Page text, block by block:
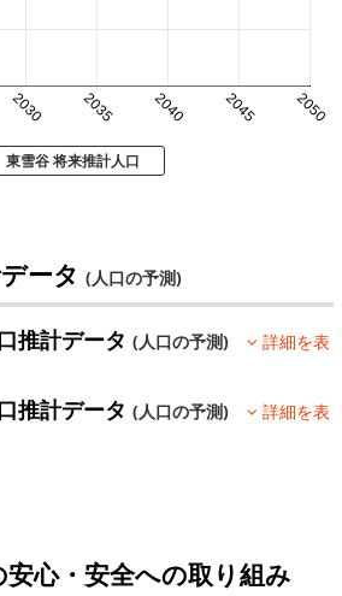
2030 2035 2040 2045 2050
東雪谷 将来推計人口
ータ (人口の予測)
推計データ(人口の予測)
詳細を表
推計データ(人口の予測)
詳細を表
心・安全への取り組み